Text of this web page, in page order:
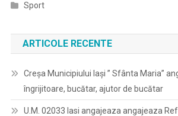
Sport
ARTICOLE RECENTE
Creșa Municipiului Iași ” Sfânta Maria”
îngrijitoare, bucătar, ajutor de bucătar
U.M. 02033 Iasi angajeaza angajeaza